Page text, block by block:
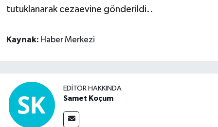
tutuklanarak cezaevine gönderildi..
Kaynak: Haber Merkezi
EDITÖR HAKKINDA
Samet Koçum